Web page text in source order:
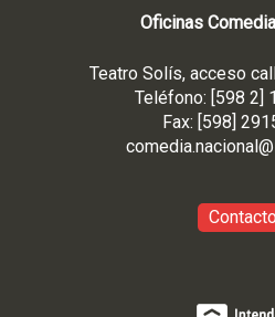
Oficinas
Teatro Solís, acceso
Teléfono: [598 2]
Fax: [598]
Contacto